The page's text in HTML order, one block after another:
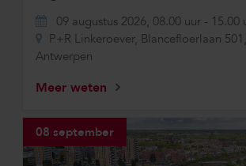
09 augustus 2026, 08.00 uur - 15.00
P+R Linkeroever, Blancefloerlaan
Antwerpen
Meer weten
08 september